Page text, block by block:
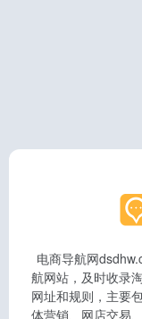
电商导航网
航网站，及时收录
网址和规则，主要
体营销、网店交易